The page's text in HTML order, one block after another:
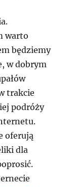
warto
będziemy
w dobrym
trakcie
podróży
oferują
dla